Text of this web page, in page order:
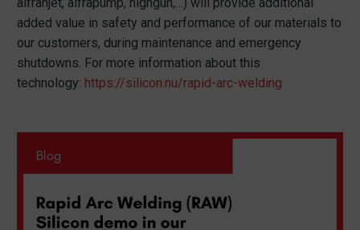
added value in safety and performance of our materials to
our customers, during maintenance and emergency
shutdowns. For more information about this
technology: https://silicon.nu/rapid-arc-welding